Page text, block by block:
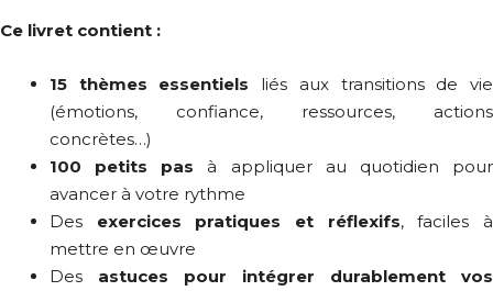
Ce livret contient :
15 thèmes essentiels liés aux transitions de vie
(émotions, confiance, ressources, actions
concrètes…)
100 petits pas à appliquer au quotidien pour
avancer à votre rythme
Des exercices pratiques et réflexifs, faciles à
mettre en œuvre
Des astuces pour intégrer durablement vos